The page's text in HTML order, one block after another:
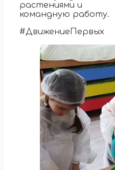
растениями и
командную работу.
#ДвижениеПервых